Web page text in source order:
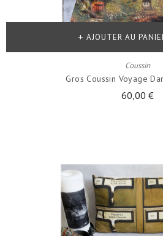
Coussin
Gros Coussin Voyage
60,00 €
AJOUTER AU